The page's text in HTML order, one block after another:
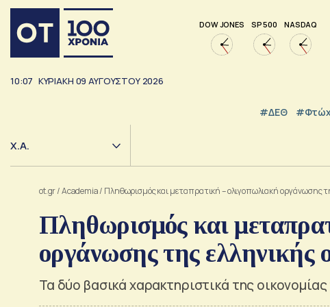
DOW JONES SP 500 NASDAQ
10:07 ΚΥΡΙΑΚΗ 09 ΑΥΓΟΥΣΤΟΥ 2026
#ΔΕΘ
Χ.Α.
ot.gr/Academia/ Πληθωρισμός και μεταπρατική – ολιγοπωλιακή οργάνωσης
Πληθωρισμός και
οργάνωσης της ελληνικής
Τα δύο βασικά χαρακτηριστικά της